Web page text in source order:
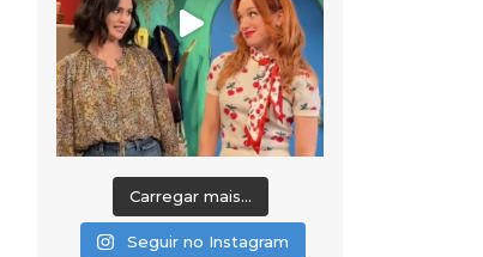
Carregar mais...
Seguir no Instagram